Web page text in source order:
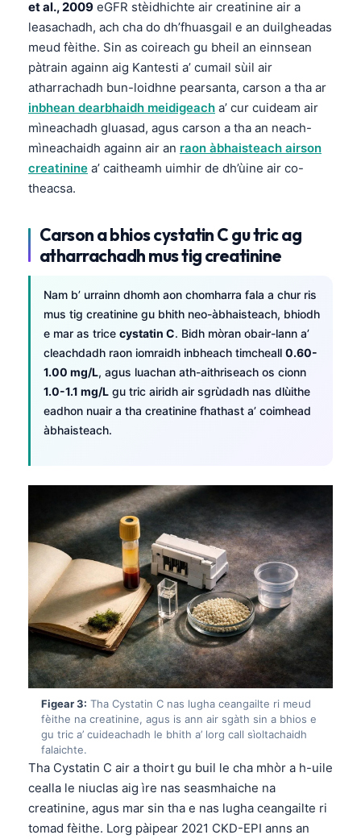
et al., 2009 eGFR stèidhichte air creatinine air a
leasachadh, ach cha do dh’fhuasgail e an duilgheadas
meud fèithe. Sin as coireach gu bheil an einnsean
pàtrain againn aig Kantesti a’ cumail sùil air
atharrachadh bun-loidhne pearsanta, carson a tha ar
inbhean dearbhaidh meidigeach a’ cur cuideam air
mìneachadh gluasad, agus carson a tha an neach-
mìneachaidh againn air an raon àbhaisteach airson
creatinine a’ caitheamh uimhir de dh’ùine air co-
theacsa.
Carson a bhios cystatin C gu tric ag
atharrachadh mus tig creatinine
Nam b’ urrainn dhomh aon chomharra fala a chur ris
mus tig creatinine gu bhith neo-àbhaisteach, bhiodh
e mar as trice cystatin C. Bidh mòran obair-lann a’
cleachdadh raon iomraidh inbheach timcheall 0.60-
1.00 mg/L, agus luachan ath-aithriseach os cionn
1.0-1.1 mg/L gu tric airidh air sgrùdadh nas dlùithe
eadhon nuair a tha creatinine fhathast a’ coimhead
àbhaisteach.
Figear 3: Tha Cystatin C nas lugha ceangailte ri meud
fèithe na creatinine, agus is ann air sgàth sin a bhios e
gu tric a’ cuideachadh le bhith a’ lorg call sìoltachaidh
falaichte.
Tha Cystatin C air a thoirt gu buil le cha mhòr a h-uile
cealla le niuclas aig ìre nas seasmhaiche na
creatinine, agus mar sin tha e nas lugha ceangailte ri
tomad fèithe. Lorg pàipear 2021 CKD-EPI anns an